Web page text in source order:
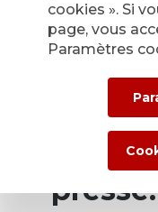
presse.
cookies ». Si
page, vous
Paramètres